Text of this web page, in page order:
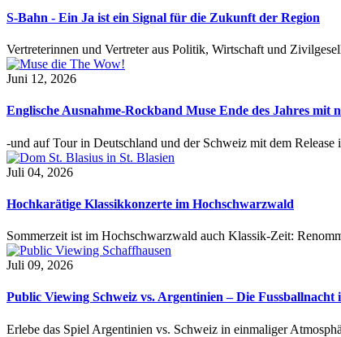
S-Bahn - Ein Ja ist ein Signal für die Zukunft der Region
Vertreterinnen und Vertreter aus Politik, Wirtschaft und
Juni 12, 2026
Englische Ausnahme-Rockband Muse Ende des Jahres mit
-und auf Tour in Deutschland und der Schweiz mit dem
Juli 04, 2026
Hochkarätige Klassikkonzerte im Hochschwarzwald
Sommerzeit ist im Hochschwarzwald auch Klassik-Zeit:
Juli 09, 2026
Public Viewing Schweiz vs. Argentinien – Die Fussballnacht
Erlebe das Spiel Argentinien vs. Schweiz in einmaliger